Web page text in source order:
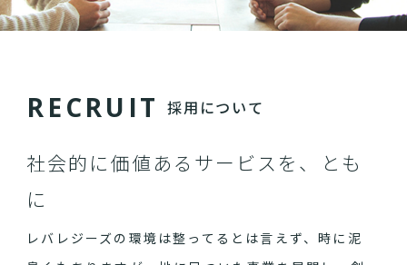
RECRU IT 採用について
社会的に価値あるサービスを、とも
に
レバレジーズの環境は整ってるとは言えず、時に泥